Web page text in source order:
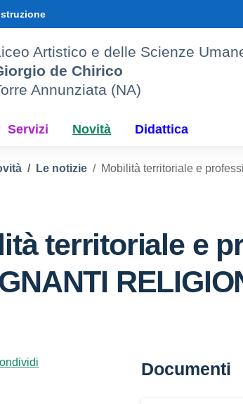
Artistico e delle Scienze
de Chirico
Annunziata (NA)
Servizi Novità Didattica
Le notizie Mobilità territoriale e
territoriale e
Documenti